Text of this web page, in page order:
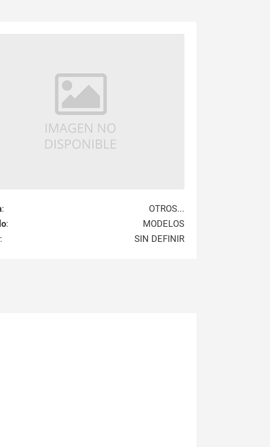
:
OTROS...
:
MODELOS
: SIN DEFINIR